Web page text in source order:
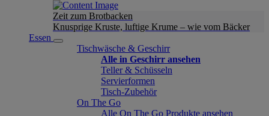
Zeit zum Brotbacken
Knusprige Kruste, luftige Krume – wie vom Bäcker
Essen
Tischwäsche & Geschirr
Alle in Geschirr ansehen
Teller & Schüsseln
Servierformen
Tisch-Zubehör
On The Go
Alle On The Go Produkte ansehen